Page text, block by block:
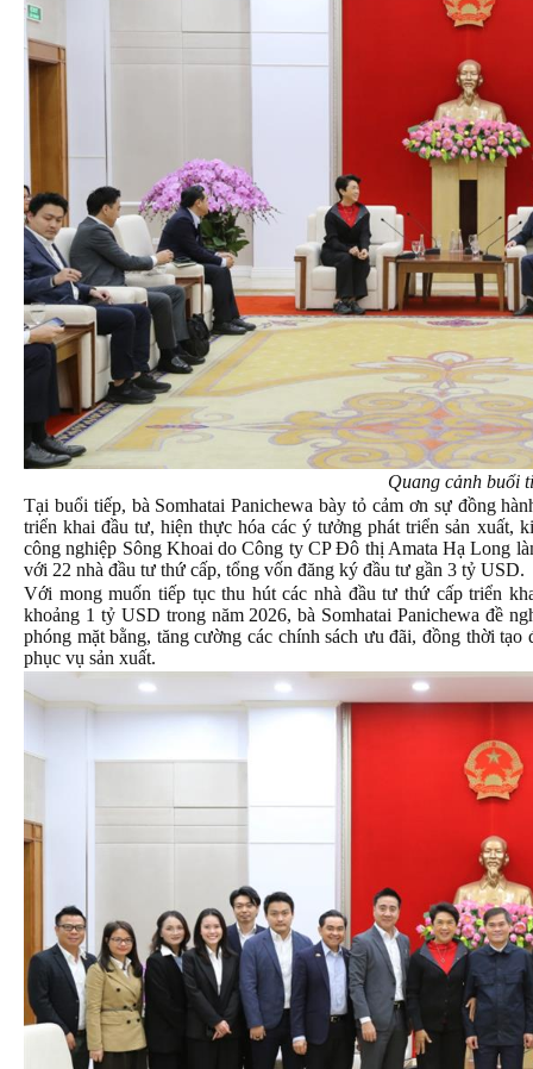
Quang cảnh buổi
Tại buổi tiếp, bà Somhatai Panichewa bày tỏ cảm ơn sự đồng
triển khai đầu tư, hiện thực hóa các ý tưởng phát triển sản xuất,
công nghiệp Sông Khoai do Công ty CP Đô thị Amata Hạ Long
với 22 nhà đầu tư thứ cấp, tổng vốn đăng ký đầu tư gần 3 tỷ USD.
Với mong muốn tiếp tục thu hút các nhà đầu tư thứ cấp triển
khoảng 1 tỷ USD trong năm 2026, bà Somhatai Panichewa đề
phóng mặt bằng, tăng cường các chính sách ưu đãi, đồng thời
phục vụ sản xuất.